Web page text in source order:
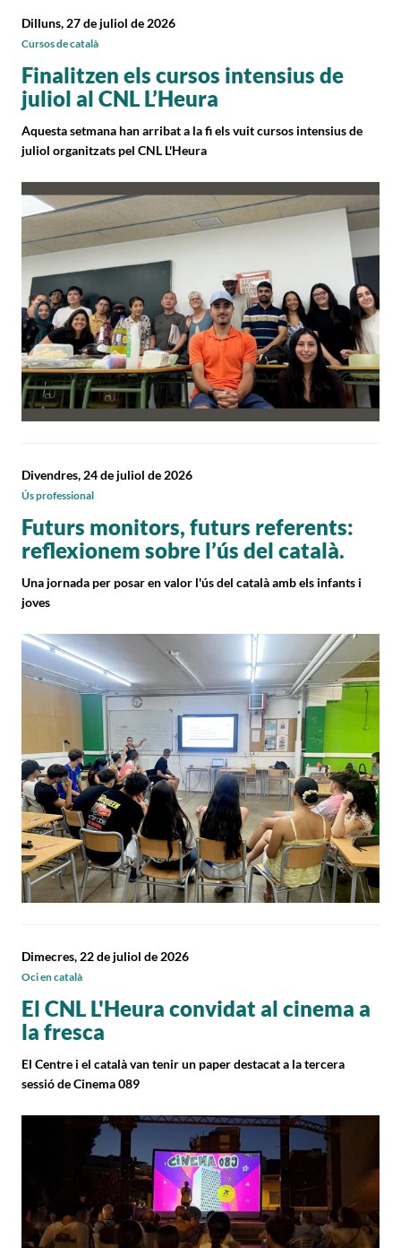
Finalitzen els cursos intensius de
juliol al CNL L’Heura
Aquesta setmana han arribat a la fi els vuit cursos intensius de
juliol organitzats pel CNL L'Heura
Dilluns, 27 de juliol de 2026
Cursos de català
Futurs monitors, futurs referents:
reflexionem sobre l’ús del català.
Una jornada per posar en valor l'ús del català amb els infants i
joves
Divendres, 24 de juliol de 2026
Ús professional
El CNL L'Heura convidat al cinema a
la fresca
El Centre i el català van tenir un paper destacat a la tercera
sessió de Cinema 089
Dimecres, 22 de juliol de 2026
Oci en català